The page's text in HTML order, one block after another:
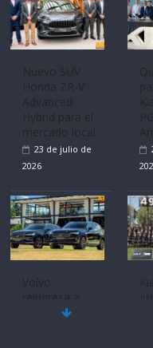
Nuevo SUV
Honda ZR-V
Advanced
Hybrid para el
mercado local
23 de julio de
2026
Volvo
reingresa a
Ecuador de la